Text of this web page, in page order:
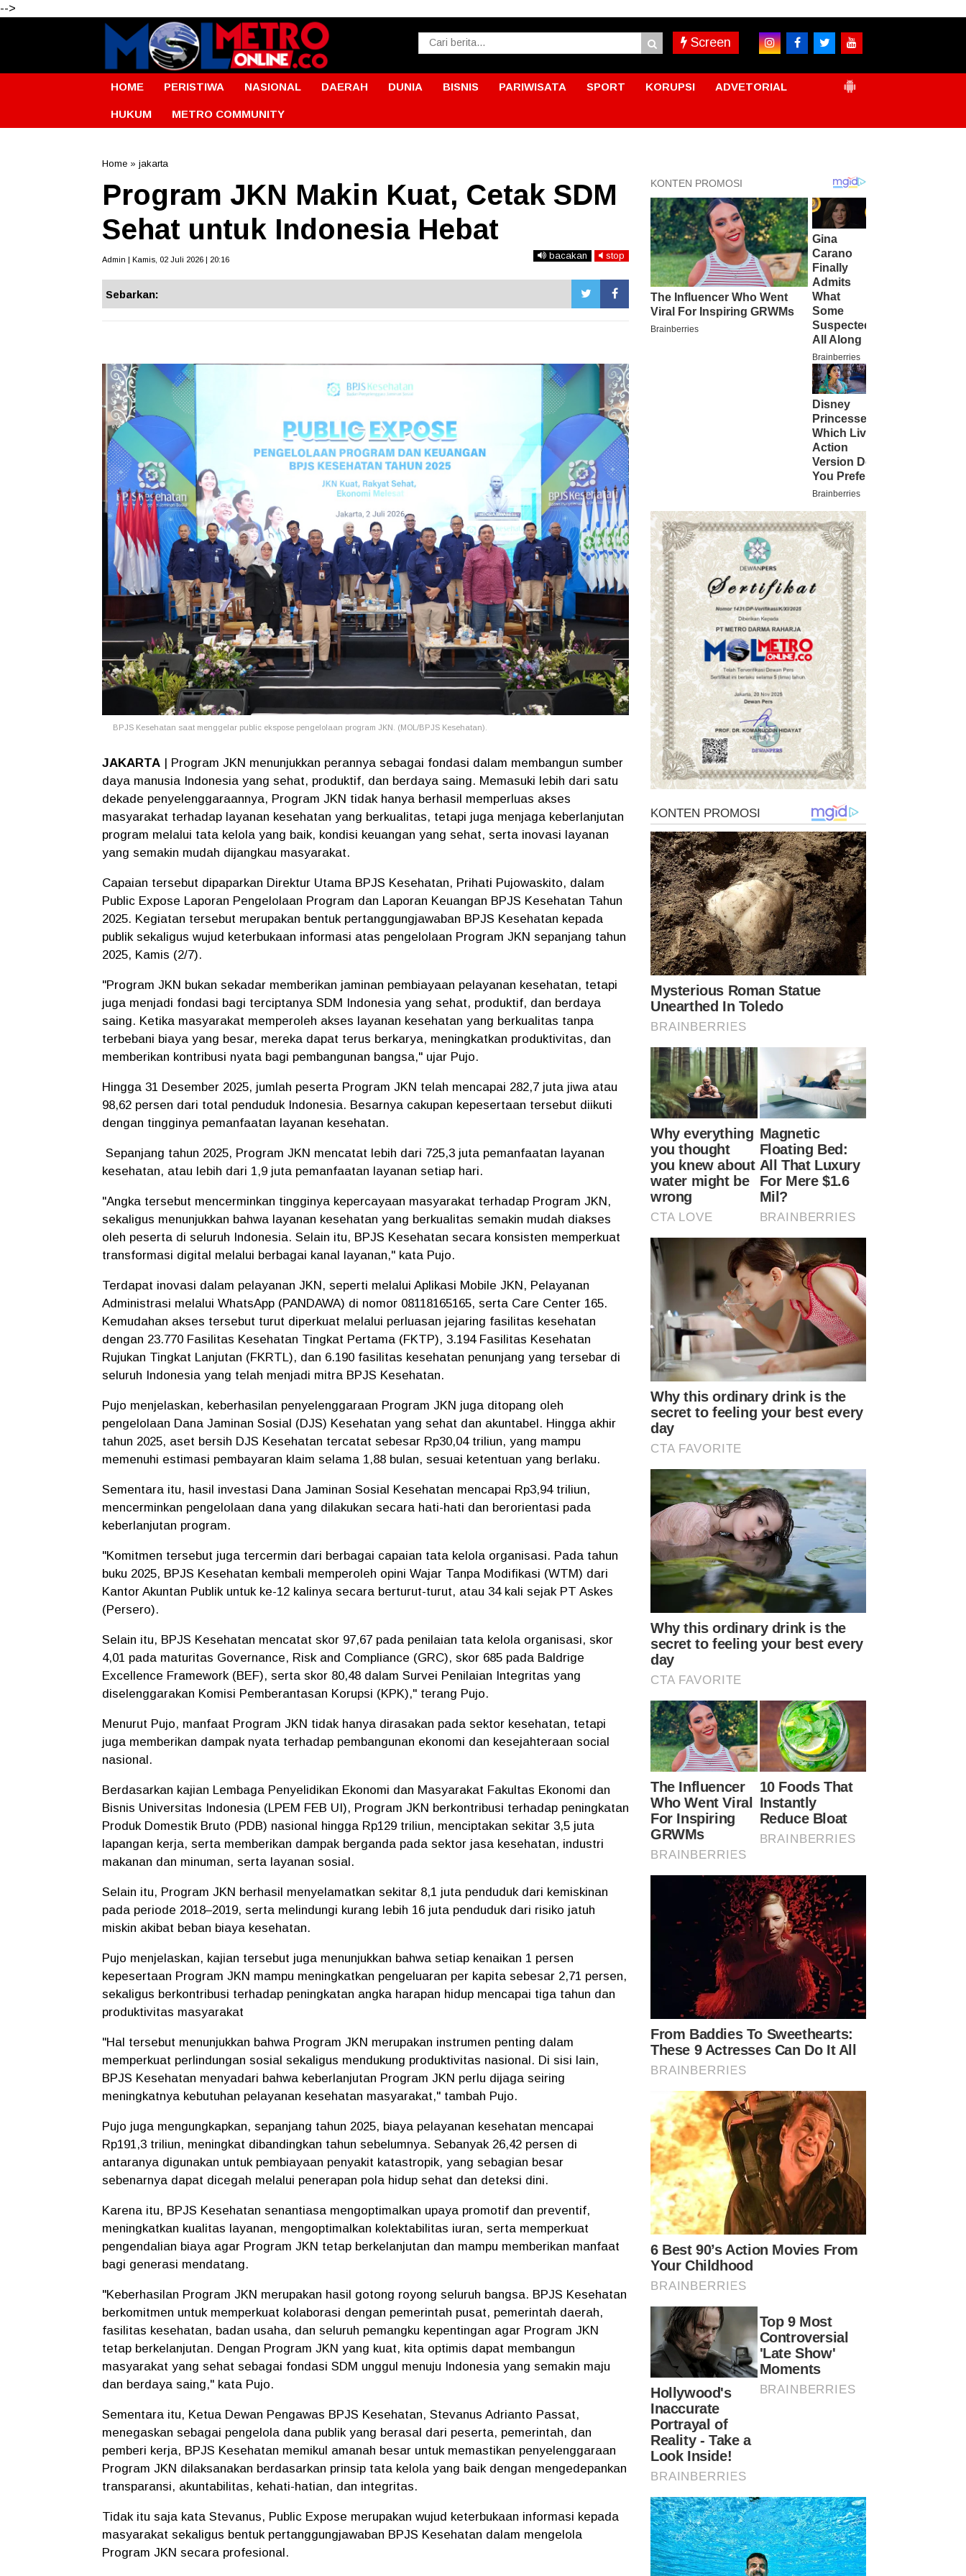
-->
Screen
HOME PERISTIWA NASIONAL DAERAH DUNIA BISNIS PARIWISATA SPORT KORUPSI ADVETORIAL
HUKUM METRO COMMUNITY
Home » jakarta
Program JKN Makin Kuat, Cetak SDM
Sehat untuk Indonesia Hebat
Admin | Kamis, 02 Juli 2026 | 20:16 bacakan stop
Sebarkan:
BPJS Kesehatan saat menggelar public ekspose pengelolaan program JKN. (MOL/BPJS Kesehatan).
JAKARTA | Program JKN menunjukkan perannya sebagai fondasi dalam membangun sumber
daya manusia Indonesia yang sehat, produktif, dan berdaya saing. Memasuki lebih dari satu
dekade penyelenggaraannya, Program JKN tidak hanya berhasil memperluas akses
masyarakat terhadap layanan kesehatan yang berkualitas, tetapi juga menjaga keberlanjutan
program melalui tata kelola yang baik, kondisi keuangan yang sehat, serta inovasi layanan
yang semakin mudah dijangkau masyarakat.
Capaian tersebut dipaparkan Direktur Utama BPJS Kesehatan, Prihati Pujowaskito, dalam
Public Expose Laporan Pengelolaan Program dan Laporan Keuangan BPJS Kesehatan Tahun
2025. Kegiatan tersebut merupakan bentuk pertanggungjawaban BPJS Kesehatan kepada
publik sekaligus wujud keterbukaan informasi atas pengelolaan Program JKN sepanjang tahun
2025, Kamis (2/7).
"Program JKN bukan sekadar memberikan jaminan pembiayaan pelayanan kesehatan, tetapi
juga menjadi fondasi bagi terciptanya SDM Indonesia yang sehat, produktif, dan berdaya
saing. Ketika masyarakat memperoleh akses layanan kesehatan yang berkualitas tanpa
terbebani biaya yang besar, mereka dapat terus berkarya, meningkatkan produktivitas, dan
memberikan kontribusi nyata bagi pembangunan bangsa," ujar Pujo.
Hingga 31 Desember 2025, jumlah peserta Program JKN telah mencapai 282,7 juta jiwa atau
98,62 persen dari total penduduk Indonesia. Besarnya cakupan kepesertaan tersebut diikuti
dengan tingginya pemanfaatan layanan kesehatan.
Sepanjang tahun 2025, Program JKN mencatat lebih dari 725,3 juta pemanfaatan layanan
kesehatan, atau lebih dari 1,9 juta pemanfaatan layanan setiap hari.
"Angka tersebut mencerminkan tingginya kepercayaan masyarakat terhadap Program JKN,
sekaligus menunjukkan bahwa layanan kesehatan yang berkualitas semakin mudah diakses
oleh peserta di seluruh Indonesia. Selain itu, BPJS Kesehatan secara konsisten memperkuat
transformasi digital melalui berbagai kanal layanan," kata Pujo.
Terdapat inovasi dalam pelayanan JKN, seperti melalui Aplikasi Mobile JKN, Pelayanan
Administrasi melalui WhatsApp (PANDAWA) di nomor 08118165165, serta Care Center 165.
Kemudahan akses tersebut turut diperkuat melalui perluasan jejaring fasilitas kesehatan
dengan 23.770 Fasilitas Kesehatan Tingkat Pertama (FKTP), 3.194 Fasilitas Kesehatan
Rujukan Tingkat Lanjutan (FKRTL), dan 6.190 fasilitas kesehatan penunjang yang tersebar di
seluruh Indonesia yang telah menjadi mitra BPJS Kesehatan.
Pujo menjelaskan, keberhasilan penyelenggaraan Program JKN juga ditopang oleh
pengelolaan Dana Jaminan Sosial (DJS) Kesehatan yang sehat dan akuntabel. Hingga akhir
tahun 2025, aset bersih DJS Kesehatan tercatat sebesar Rp30,04 triliun, yang mampu
memenuhi estimasi pembayaran klaim selama 1,88 bulan, sesuai ketentuan yang berlaku.
Sementara itu, hasil investasi Dana Jaminan Sosial Kesehatan mencapai Rp3,94 triliun,
mencerminkan pengelolaan dana yang dilakukan secara hati-hati dan berorientasi pada
keberlanjutan program.
"Komitmen tersebut juga tercermin dari berbagai capaian tata kelola organisasi. Pada tahun
buku 2025, BPJS Kesehatan kembali memperoleh opini Wajar Tanpa Modifikasi (WTM) dari
Kantor Akuntan Publik untuk ke-12 kalinya secara berturut-turut, atau 34 kali sejak PT Askes
(Persero).
Selain itu, BPJS Kesehatan mencatat skor 97,67 pada penilaian tata kelola organisasi, skor
4,01 pada maturitas Governance, Risk and Compliance (GRC), skor 685 pada Baldrige
Excellence Framework (BEF), serta skor 80,48 dalam Survei Penilaian Integritas yang
diselenggarakan Komisi Pemberantasan Korupsi (KPK)," terang Pujo.
Menurut Pujo, manfaat Program JKN tidak hanya dirasakan pada sektor kesehatan, tetapi
juga memberikan dampak nyata terhadap pembangunan ekonomi dan kesejahteraan social
nasional.
Berdasarkan kajian Lembaga Penyelidikan Ekonomi dan Masyarakat Fakultas Ekonomi dan
Bisnis Universitas Indonesia (LPEM FEB UI), Program JKN berkontribusi terhadap peningkatan
Produk Domestik Bruto (PDB) nasional hingga Rp129 triliun, menciptakan sekitar 3,5 juta
lapangan kerja, serta memberikan dampak berganda pada sektor jasa kesehatan, industri
makanan dan minuman, serta layanan sosial.
Selain itu, Program JKN berhasil menyelamatkan sekitar 8,1 juta penduduk dari kemiskinan
pada periode 2018–2019, serta melindungi kurang lebih 16 juta penduduk dari risiko jatuh
miskin akibat beban biaya kesehatan.
Pujo menjelaskan, kajian tersebut juga menunjukkan bahwa setiap kenaikan 1 persen
kepesertaan Program JKN mampu meningkatkan pengeluaran per kapita sebesar 2,71 persen,
sekaligus berkontribusi terhadap peningkatan angka harapan hidup mencapai tiga tahun dan
produktivitas masyarakat
"Hal tersebut menunjukkan bahwa Program JKN merupakan instrumen penting dalam
memperkuat perlindungan sosial sekaligus mendukung produktivitas nasional. Di sisi lain,
BPJS Kesehatan menyadari bahwa keberlanjutan Program JKN perlu dijaga seiring
meningkatnya kebutuhan pelayanan kesehatan masyarakat," tambah Pujo.
Pujo juga mengungkapkan, sepanjang tahun 2025, biaya pelayanan kesehatan mencapai
Rp191,3 triliun, meningkat dibandingkan tahun sebelumnya. Sebanyak 26,42 persen di
antaranya digunakan untuk pembiayaan penyakit katastropik, yang sebagian besar
sebenarnya dapat dicegah melalui penerapan pola hidup sehat dan deteksi dini.
Karena itu, BPJS Kesehatan senantiasa mengoptimalkan upaya promotif dan preventif,
meningkatkan kualitas layanan, mengoptimalkan kolektabilitas iuran, serta memperkuat
pengendalian biaya agar Program JKN tetap berkelanjutan dan mampu memberikan manfaat
bagi generasi mendatang.
"Keberhasilan Program JKN merupakan hasil gotong royong seluruh bangsa. BPJS Kesehatan
berkomitmen untuk memperkuat kolaborasi dengan pemerintah pusat, pemerintah daerah,
fasilitas kesehatan, badan usaha, dan seluruh pemangku kepentingan agar Program JKN
tetap berkelanjutan. Dengan Program JKN yang kuat, kita optimis dapat membangun
masyarakat yang sehat sebagai fondasi SDM unggul menuju Indonesia yang semakin maju
dan berdaya saing," kata Pujo.
Sementara itu, Ketua Dewan Pengawas BPJS Kesehatan, Stevanus Adrianto Passat,
menegaskan sebagai pengelola dana publik yang berasal dari peserta, pemerintah, dan
pemberi kerja, BPJS Kesehatan memikul amanah besar untuk memastikan penyelenggaraan
Program JKN dilaksanakan berdasarkan prinsip tata kelola yang baik dengan mengedepankan
transparansi, akuntabilitas, kehati-hatian, dan integritas.
Tidak itu saja kata Stevanus, Public Expose merupakan wujud keterbukaan informasi kepada
masyarakat sekaligus bentuk pertanggungjawaban BPJS Kesehatan dalam mengelola
Program JKN secara profesional.